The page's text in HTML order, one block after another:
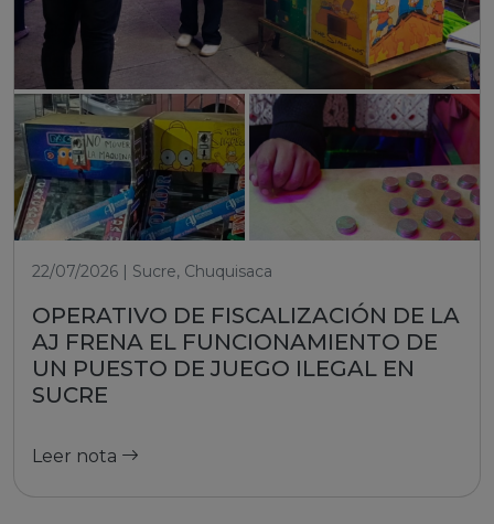
22/07/2026 | Sucre, Chuquisaca
OPERATIVO DE FISCALIZACIÓN DE LA
AJ FRENA EL FUNCIONAMIENTO DE
UN PUESTO DE JUEGO ILEGAL EN
SUCRE
Leer nota